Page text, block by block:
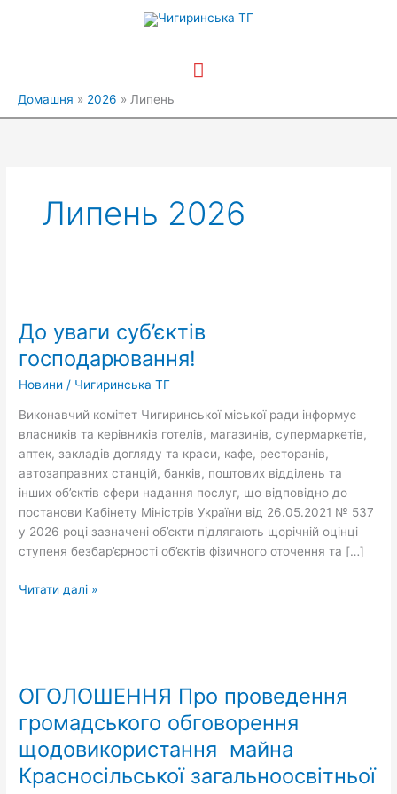
Головне
меню
Домашня 2026 Липень
Липень 2026
До уваги суб’єктів
господарювання!
Новини / Чигиринська ТГ
Виконавчий комітет Чигиринської міської ради інформує
власників та керівників готелів, магазинів, супермаркетів,
аптек, закладів догляду та краси, кафе, ресторанів,
автозаправних станцій, банків, поштових відділень та
інших об’єктів сфери надання послуг, що відповідно до
постанови Кабінету Міністрів України від 26.05.2021 № 537
у 2026 році зазначені об’єкти підлягають щорічній оцінці
ступеня безбар’єрності об’єктів фізичного оточення та […]
суб’єктів
господарювання!
Читати далі »
ОГОЛОШЕННЯ Про проведення
громадського обговорення
щодовикористання майна
Красносільської загальноосвітньої
проведення
обговорення
щодовикористання
майна